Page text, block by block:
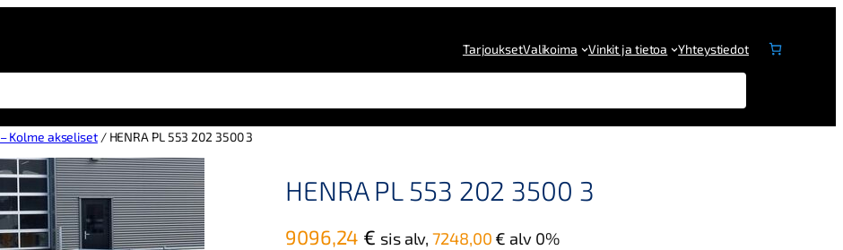
TarjouksetValikoima Vinkit ja tietoa Yhteystiedot
– Kolme akseliset/ HENRA PL 553 202 3500 3
HENRA PL 553 202 3500 3
9096,24 € sis alv,7248,00 € alv 0%